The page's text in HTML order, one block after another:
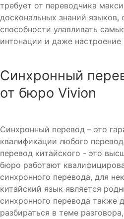
требует от переводчика
доскональных знаний языков,
способности улавливать
интонации и даже настроение
Синхронный
от бюро Vivion
Синхронный перевод – это
квалификации любого
перевод китайского - это
бюро работают
синхронного перевода, для
китайский язык является
синхронного перевода также
разбираться в теме